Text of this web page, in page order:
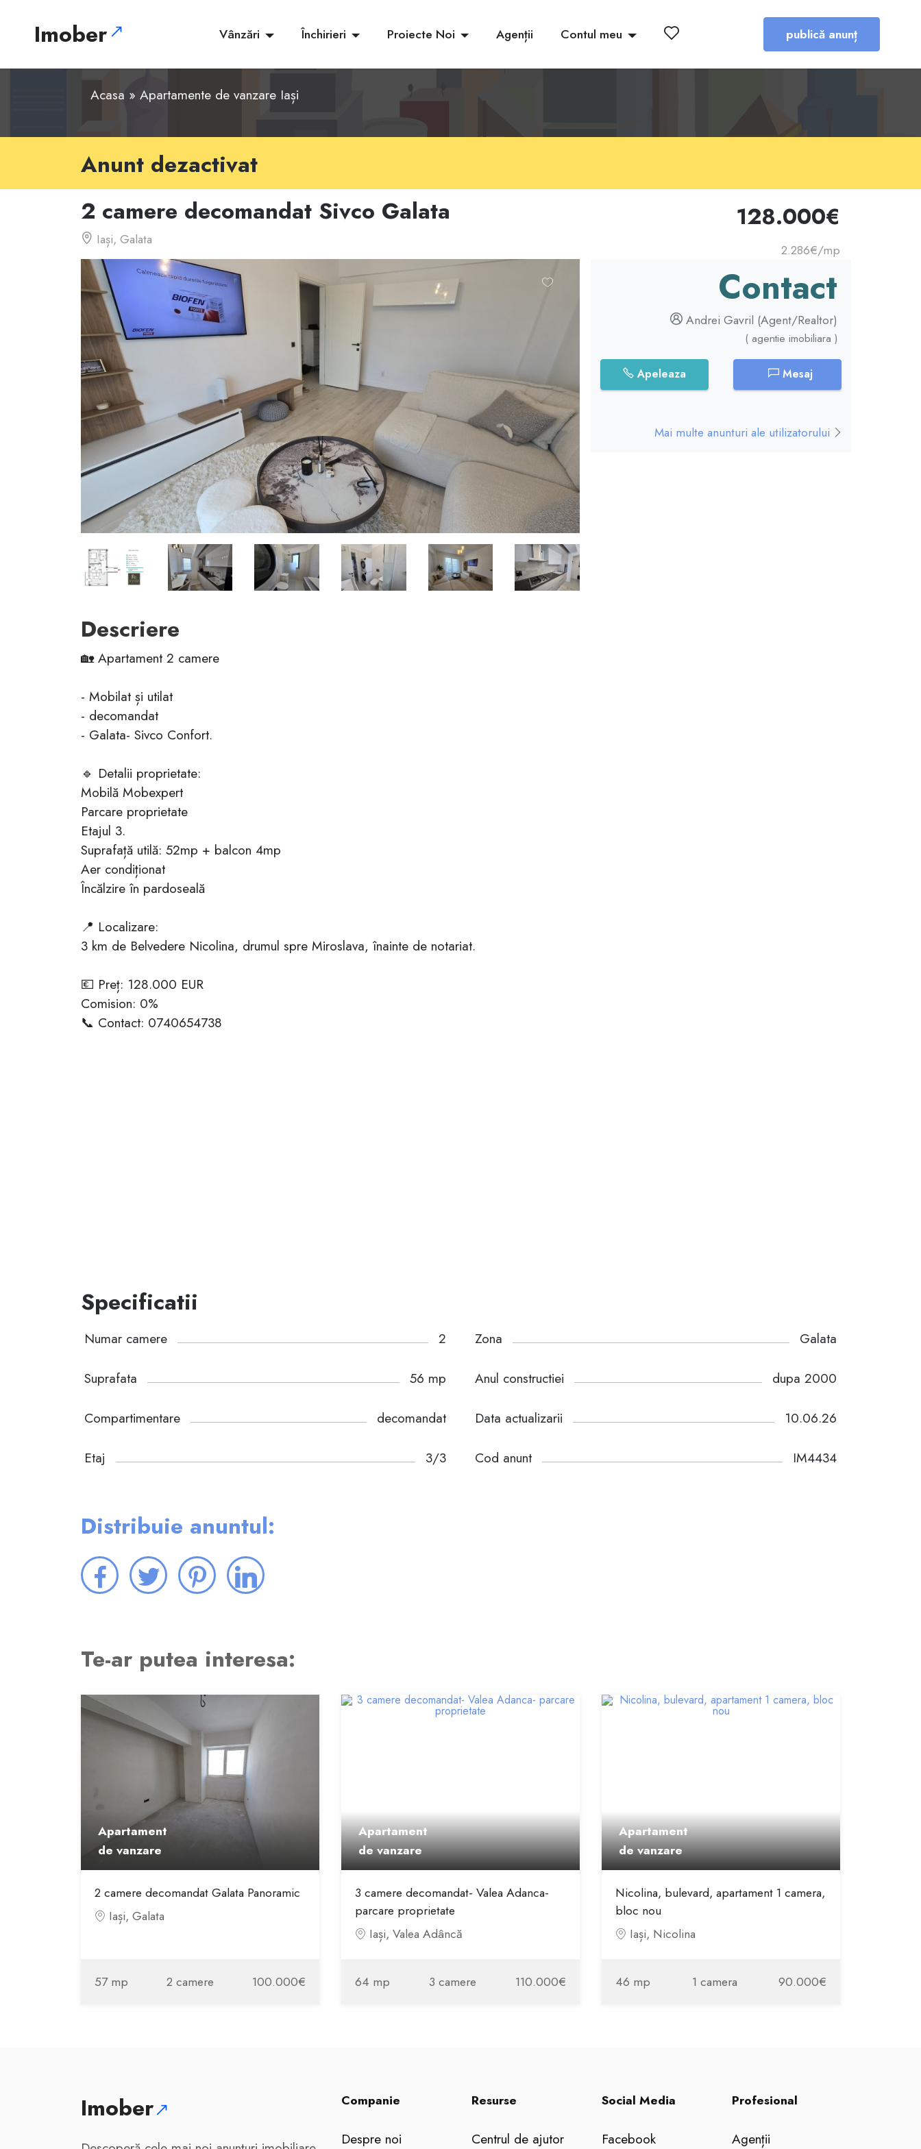
Imober Vânzări Închirieri Proiecte Noi Agenții Contul meu publică anunț
Acasa » Apartamente de vanzare Iași
Anunt dezactivat
2 camere decomandat Sivco Galata
Iași, Galata
128.000€
2.286€/mp
Contact
Andrei Gavril (Agent/Realtor)
( agentie imobiliara )
Apeleaza Mesaj
Mai multe anunturi ale utilizatorului
Descriere
🏡 Apartament 2 camere
- Mobilat și utilat
- decomandat
- Galata- Sivco Confort.
🔹 Detalii proprietate:
Mobilă Mobexpert
Parcare proprietate
Etajul 3.
Suprafață utilă: 52mp + balcon 4mp
Aer condiționat
Încălzire în pardoseală
📍 Localizare:
3 km de Belvedere Nicolina, drumul spre Miroslava, înainte de notariat.
💶 Preț: 128.000 EUR
Comision: 0%
📞 Contact: 0740654738
Specificatii
Numar camere 2 Zona Galata
Suprafata 56 mp Anul constructiei dupa 2000
Compartimentare decomandat Data actualizarii 10.06.26
Etaj 3/3 Cod anunt IM4434
Distribuie anuntul:
Te-ar putea interesa:
Apartament
de vanzare
2 camere decomandat Galata Panoramic
Iași, Galata
57 mp 2 camere 100.000€
Apartament
de vanzare
3 camere decomandat- Valea Adanca-
parcare proprietate
Iași, Valea Adâncă
64 mp 3 camere 110.000€
Apartament
de vanzare
Nicolina, bulevard, apartament 1 camera,
bloc nou
Iași, Nicolina
46 mp 1 camera 90.000€
Imober Companie
Despre noi
Resurse
Centrul de ajutor
Social Media
Facebook
Profesional
Agenții